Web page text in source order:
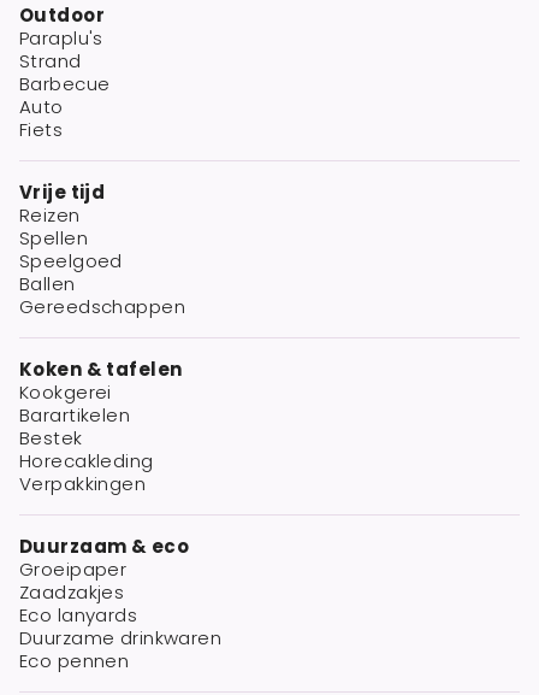
Outdoor
Paraplu's
Strand
Barbecue
Auto
Fiets
Vrije tijd
Reizen
Spellen
Speelgoed
Ballen
Gereedschappen
Koken & tafelen
Kookgerei
Barartikelen
Bestek
Horecakleding
Verpakkingen
Duurzaam & eco
Groeipaper
Zaadzakjes
Eco lanyards
Duurzame drinkwaren
Eco pennen